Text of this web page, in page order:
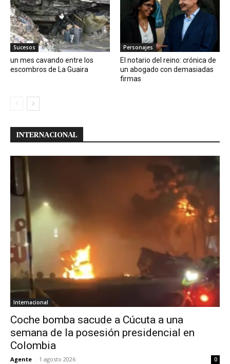
Sucesos
un mes cavando entre los
escombros de La Guaira
Personajes
El notario del reino: crónica de
un abogado con demasiadas
firmas
INTERNACIONAL
Internacional
Coche bomba sacude a Cúcuta a una
semana de la posesión presidencial en
Colombia
Agente - 1 agosto 2026 0